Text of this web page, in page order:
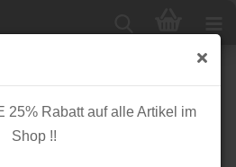
25% Rabatt auf alle Artikel im
Shop !!
mm - powder pink - meetMilk